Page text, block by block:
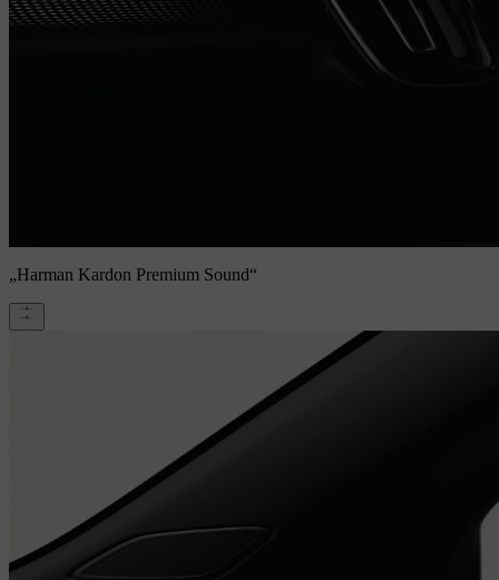
„Harman Kardon Premium Sound“